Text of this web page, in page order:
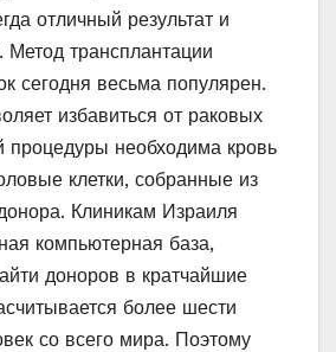
отличный результат и
Метод трансплантации
сегодня весьма популярен.
избавиться от раковых
процедуры необходима кровь
клетки, собранные из
Клиникам Израиля
компьютерная база,
доноров в кратчайшие
более шести
со всего мира. Поэтому